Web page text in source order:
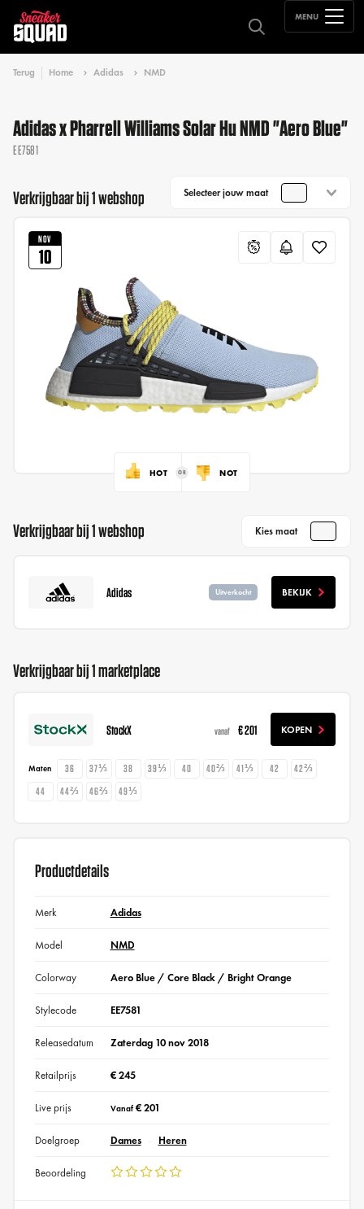
MENU
Terug Home Adidas NMD
Adidas x Pharrell Williams Solar Hu NMD "Aero Blue"
EE7581
Verkrijgbaar bij 1 webshop Selecteer jouw maat
NOV
10
HOT NOT
Verkrijgbaar bij 1 webshop Kies maat
Adidas Uitverkocht BEKIJK
Verkrijgbaar bij 1 marketplace
StockX vanaf € 201 KOPEN
Maten 36 37⅓ 38 39⅓ 40 40⅔ 41⅓ 42
42⅔
44
44⅔ 46⅔ 49⅓
Productdetails
Merk Adidas
Model NMD
Colorway Aero Blue / Core Black / Bright Orange
Stylecode EE7581
Releasedatum Zaterdag 10 nov 2018
Retailprijs € 245
Live prijs Vanaf€ 201
Doelgroep Dames Heren
Beoordeling